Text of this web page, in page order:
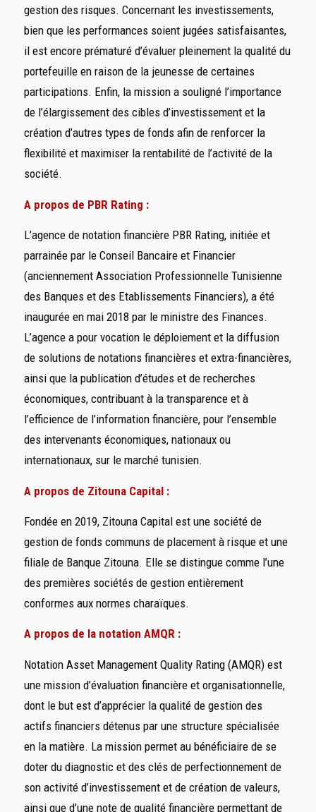
gestion des risques. Concernant les investissements,
bien que les performances soient jugées satisfaisantes,
il est encore prématuré d’évaluer pleinement la qualité du
portefeuille en raison de la jeunesse de certaines
participations. Enfin, la mission a souligné l’importance
de l’élargissement des cibles d’investissement et la
création d’autres types de fonds afin de renforcer la
flexibilité et maximiser la rentabilité de l’activité de la
société.
A propos de PBR Rating :
L’agence de notation financière PBR Rating, initiée et
parrainée par le Conseil Bancaire et Financier
(anciennement Association Professionnelle Tunisienne
des Banques et des Etablissements Financiers), a été
inaugurée en mai 2018 par le ministre des Finances.
L’agence a pour vocation le déploiement et la diffusion
de solutions de notations financières et extra-financières,
ainsi que la publication d’études et de recherches
économiques, contribuant à la transparence et à
l’efficience de l’information financière, pour l’ensemble
des intervenants économiques, nationaux ou
internationaux, sur le marché tunisien.
A propos de Zitouna Capital :
Fondée en 2019, Zitouna Capital est une société de
gestion de fonds communs de placement à risque et une
filiale de Banque Zitouna. Elle se distingue comme l’une
des premières sociétés de gestion entièrement
conformes aux normes charaïques.
A propos de la notation AMQR :
Notation Asset Management Quality Rating (AMQR) est
une mission d’évaluation financière et organisationnelle,
dont le but est d’apprécier la qualité de gestion des
actifs financiers détenus par une structure spécialisée
en la matière. La mission permet au bénéficiaire de se
doter du diagnostic et des clés de perfectionnement de
son activité d’investissement et de création de valeurs,
ainsi que d’une note de qualité financière permettant de